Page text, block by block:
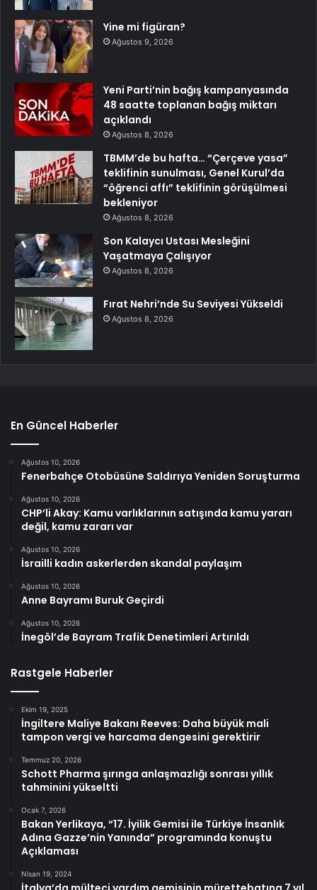
Yine mi figüran?
Ağustos 9, 2026
Yeni Parti’nin bağış kampanyasında
48 saatte toplanan bağış miktarı
açıklandı
Ağustos 8, 2026
TBMM’de bu hafta… “Çerçeve yasa”
teklifinin sunulması, Genel Kurul’da
“öğrenci affı” teklifinin görüşülmesi
bekleniyor
Ağustos 8, 2026
Son Kalaycı Ustası Mesleğini
Yaşatmaya Çalışıyor
Ağustos 8, 2026
Fırat Nehri’nde Su Seviyesi Yükseldi
Ağustos 8, 2026
En Güncel Haberler
Ağustos 10, 2026
Fenerbahçe Otobüsüne Saldırıya Yeniden Soruşturma
Ağustos 10, 2026
CHP’li Akay: Kamu varlıklarının satışında kamu yararı
değil, kamu zararı var
Ağustos 10, 2026
İsrailli kadın askerlerden skandal paylaşım
Ağustos 10, 2026
Anne Bayramı Buruk Geçirdi
Ağustos 10, 2026
İnegöl’de Bayram Trafik Denetimleri Artırıldı
Rastgele Haberler
Ekim 19, 2025
İngiltere Maliye Bakanı Reeves: Daha büyük mali
tampon vergi ve harcama dengesini gerektirir
Temmuz 20, 2026
Schott Pharma şırınga anlaşmazlığı sonrası yıllık
tahminini yükseltti
Ocak 7, 2026
Bakan Yerlikaya, “17. İyilik Gemisi ile Türkiye İnsanlık
Adına Gazze’nin Yanında” programında konuştu
Açıklaması
Nisan 19, 2024